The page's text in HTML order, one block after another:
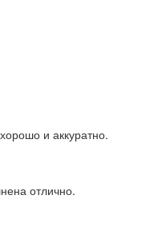
и аккуратно.
отлично.